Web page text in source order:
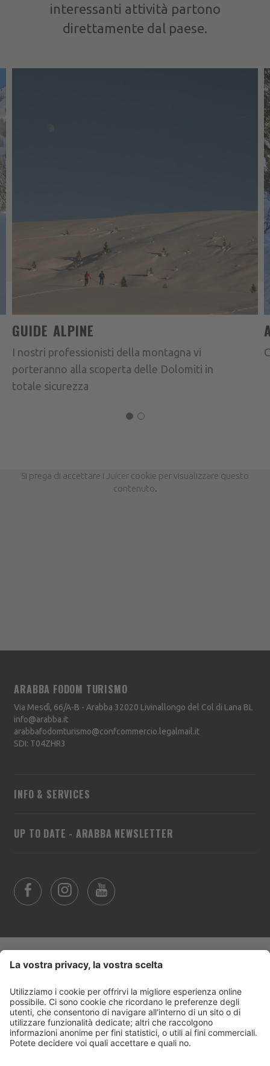
interessanti attività partono
direttamente dal paese.
GUIDE ALPINE
I nostri professionisti della montagna vi
porteranno alla scoperta delle Dolomiti in
totale sicurezza
Si prega di accettare i Juicer cookie per visualizzare questo
contenuto.
UP TO DATE - ARABBA NEWSLETTER
ARABBA FODOM TURISMO
Via Mesdì, 66/A-B - Arabba 32020 Livinallongo del Col di Lana BL
info@arabba.it
arabbafodomturismo@confcommercio.legalmail.it
SDI: T04ZHR3
INFO & SERVICES